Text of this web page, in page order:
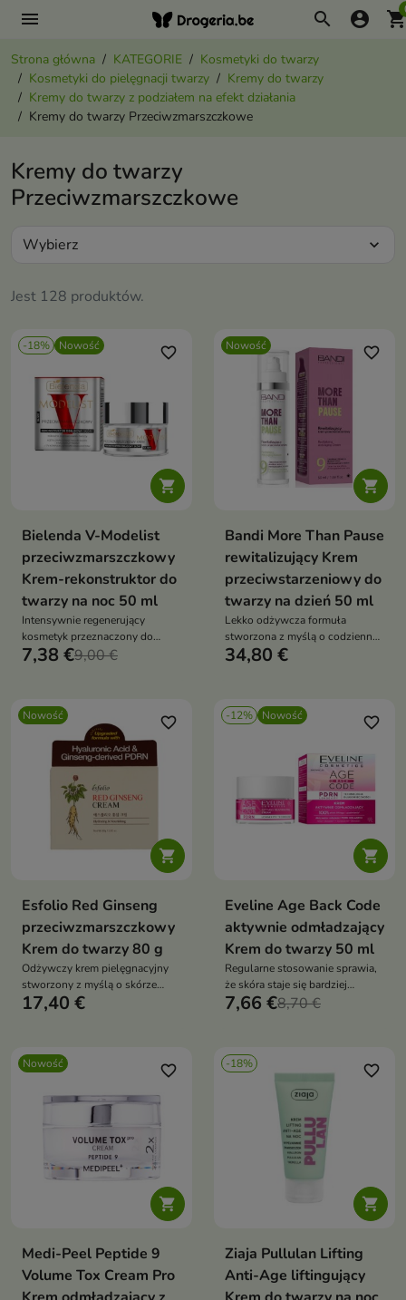
menu search account_circle
Strona główna KATEGORIE
Kosmetyki do twarzy
Kosmetyki do pielęgnacji twarzy
Kremy do twarzy
Kremy do twarzy z podziałem na efekt działania
Kremy do twarzy Przeciwzmarszczkowe
Kremy do twarzy
Przeciwzmarszczkowe
Jest 128 produktów.
Wybierz expand_more
-18% Nowość

favorite_border
Bielenda V-Modelist
przeciwzmarszczkowy
Krem-rekonstruktor do
twarzy na noc 50 ml
Intensywnie regenerujący
kosmetyk przeznaczony do
pielęgnacji skóry wymagającej
7,38 €9,00 €
Nowość

favorite_border
Bandi More Than Pause
rewitalizujący Krem
przeciwstarzeniowy do
twarzy na dzień 50 ml
Lekko odżywcza formuła
stworzona z myślą o codziennej
pielęgnacji skóry dojrzałej,
34,80 €
Nowość

favorite_border
Esfolio Red Ginseng
przeciwzmarszczkowy
Krem do twarzy 80 g
Odżywczy krem pielęgnacyjny
stworzony z myślą o skórze
wymagającej wygładzenia,
17,40 €
-12% Nowość

favorite_border
Eveline Age Back Code
aktywnie odmładzający
Krem do twarzy 50 ml
Regularne stosowanie sprawia,
że skóra staje się bardziej
napięta, sprężysta i odzyskuje
7,66 €8,70 €
Nowość

favorite_border
Medi-Peel Peptide 9
Volume Tox Cream Pro
-18%

favorite_border
Ziaja Pullulan Lifting
Anti-Age liftingujący